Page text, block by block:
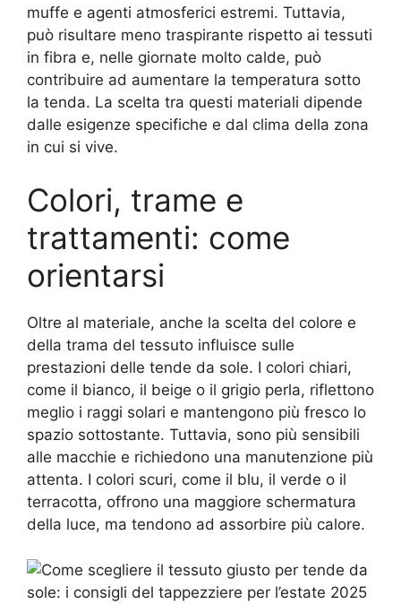
muffe e agenti atmosferici estremi. Tuttavia,
può risultare meno traspirante rispetto ai tessuti
in fibra e, nelle giornate molto calde, può
contribuire ad aumentare la temperatura sotto
la tenda. La scelta tra questi materiali dipende
dalle esigenze specifiche e dal clima della zona
in cui si vive.
Colori, trame e
trattamenti: come
orientarsi
Oltre al materiale, anche la scelta del colore e
della trama del tessuto influisce sulle
prestazioni delle tende da sole. I colori chiari,
come il bianco, il beige o il grigio perla, riflettono
meglio i raggi solari e mantengono più fresco lo
spazio sottostante. Tuttavia, sono più sensibili
alle macchie e richiedono una manutenzione più
attenta. I colori scuri, come il blu, il verde o il
terracotta, offrono una maggiore schermatura
della luce, ma tendono ad assorbire più calore.